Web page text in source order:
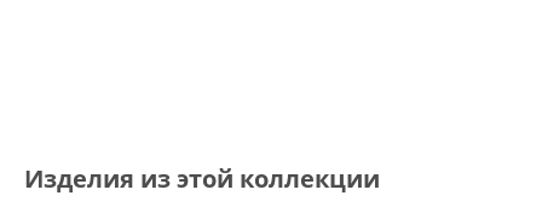
Изделия из этой коллекции